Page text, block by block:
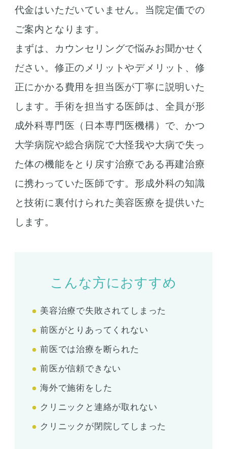
代金はいただいていません。当院定価での
ご案内となります。
まずは、カウンセリングで悩みお聞かせく
ださい。修正のメリットやデメリット、修
正にかかる費用を担当医が丁寧に説明いた
します。手術を担当する医師は、全員が形
成外科専門医（日本専門医機構）で、かつ
大学病院や総合病院で大怪我や大病で失っ
た体の機能をとり戻す治療である再建治療
に携わっていた医師です。形成外科の知識
と技術に裏付けられた美容医療を提供いた
します。
こんな方におすすめ
美容治療で失敗されてしまった
前医がとりあってくれない
前医では治療を断られた
前医が信頼できない
海外で施術をした
クリニックと連絡が取れない
クリニックが閉院してしまった